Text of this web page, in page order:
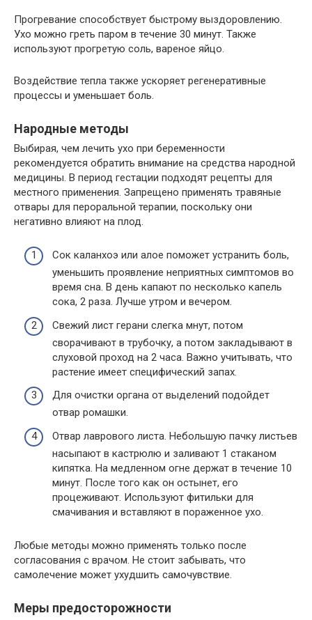
Прогревание способствует быстрому выздоровлению.
Ухо можно греть паром в течение 30 минут. Также
используют прогретую соль, вареное яйцо.
Воздействие тепла также ускоряет регенеративные
процессы и уменьшает боль.
Народные методы
Выбирая, чем лечить ухо при беременности
рекомендуется обратить внимание на средства народной
медицины. В период гестации подходят рецепты для
местного применения. Запрещено применять травяные
отвары для пероральной терапии, поскольку они
негативно влияют на плод.
Сок каланхоэ или алое поможет устранить боль,
уменьшить проявление неприятных симптомов во
время сна. В день капают по несколько капель
сока, 2 раза. Лучше утром и вечером.
Свежий лист герани слегка мнут, потом
сворачивают в трубочку, а потом закладывают в
слуховой проход на 2 часа. Важно учитывать, что
растение имеет специфический запах.
Для очистки органа от выделений подойдет
отвар ромашки.
Отвар лаврового листа. Небольшую пачку листьев
насыпают в кастрюлю и заливают 1 стаканом
кипятка. На медленном огне держат в течение 10
минут. После того как он остынет, его
процеживают. Используют фитильки для
смачивания и вставляют в пораженное ухо.
Любые методы можно применять только после
согласования с врачом. Не стоит забывать, что
самолечение может ухудшить самочувствие.
Меры предосторожности